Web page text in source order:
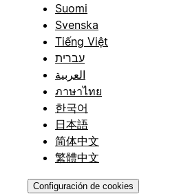
Suomi
Svenska
Tiếng Việt
עברית
العربية
ภาษาไทย
한국어
日本語
简体中文
繁體中文
Configuración de cookies